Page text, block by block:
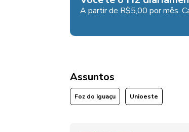
A partir de R$5,00 por mês.
Assuntos
Foz do Iguaçu Unioeste